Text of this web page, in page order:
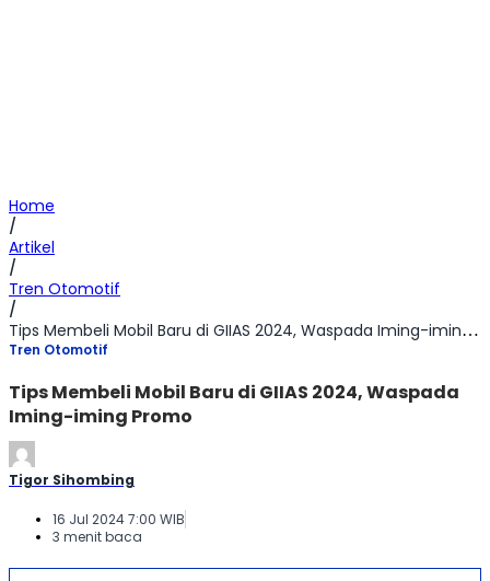
Home
/
Artikel
/
Tren Otomotif
/
Tips Membeli Mobil Baru di GIIAS 2024, Waspada Iming-iming Promo
Tren Otomotif
Tips Membeli Mobil Baru di GIIAS 2024, Waspada
Iming-iming Promo
Tigor Sihombing
16 Jul 2024 7:00 WIB
3 menit baca